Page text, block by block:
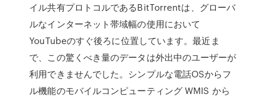
イル共有プロトコルであるBitTorrentは、グローバ
ルなインターネット帯域幅の使用において
YouTubeのすぐ後ろに位置しています。最近ま
で、この驚くべき量のデータは外出中のユーザーが
利用できませんでした。シンプルな電話OSからフ
ル機能のモバイルコンピューティング WMIS から